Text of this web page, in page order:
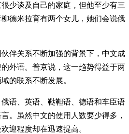
少谈及自己的家庭，但他至少有三
德米拉育有两个女儿，她们会说俄
伴关系不断加强的背景下，中文成
外语。普京说，这一趋势得益于两
的联系不断发展。
语、英语、鞑靼语、德语和车臣语
。虽然中文的使用人数要少得多，
迎程度却在迅速提高。